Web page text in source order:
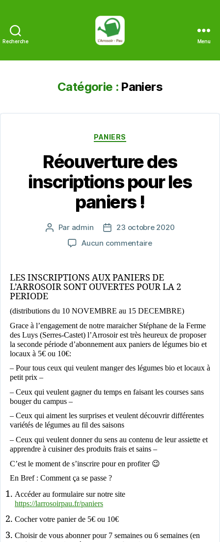
Recherche Menu
Catégorie : Paniers
Catégories
PANIERS
Réouverture des
inscriptions pour les
paniers !
Auteur
l’article
Par admin
Date23 octobre 2020
Aucun commentairesur
inscriptions
pour
paniers
LES INSCRIPTIONS AUX PANIERS DE
L’ARROSOIR SONT OUVERTES POUR LA 2
PERIODE
(distributions du 10 NOVEMBRE au 15 DECEMBRE)
Grace à l’engagement de notre maraicher Stéphane de la Ferme
des Luys (Serres-Castet) l’Arrosoir est très heureux de proposer
la seconde période d’abonnement aux paniers de légumes bio et
locaux à 5€ ou 10€:
– Pour tous ceux qui veulent manger des légumes bio et locaux à
petit prix –
– Ceux qui veulent gagner du temps en faisant les courses sans
bouger du campus –
– Ceux qui aiment les surprises et veulent découvrir différentes
variétés de légumes au fil des saisons
– Ceux qui veulent donner du sens au contenu de leur assiette et
apprendre à cuisiner des produits frais et sains –
C’est le moment de s’inscrire pour en profiter 😉
En Bref : Comment ça se passe ?
Accéder au formulaire sur notre site
https://larrosoirpau.fr/paniers
Cocher votre panier de 5€ ou 10€
Choisir de vous abonner pour 7 semaines ou 6 semaines (en